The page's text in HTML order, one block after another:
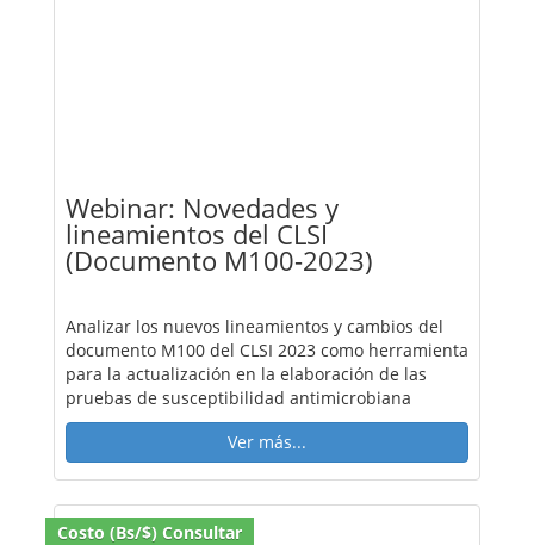
Webinar: Novedades y
lineamientos del CLSI
(Documento M100-2023)
Analizar los nuevos lineamientos y cambios del
documento M100 del CLSI 2023 como herramienta
para la actualización en la elaboración de las
pruebas de susceptibilidad antimicrobiana
Ver más...
Costo (Bs/$) Consultar